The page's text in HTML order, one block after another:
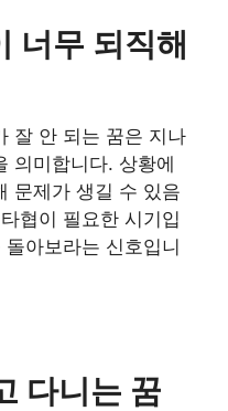
너무 되직해
잘 안 되는 꿈은 지나
의미합니다. 상황에
문제가 생길 수 있음
협이 필요한 시기입
아보라는 신호입니
다니는 꿈